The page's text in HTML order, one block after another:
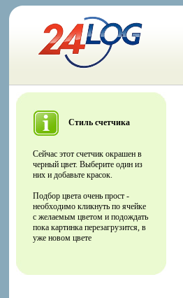
Стиль счетчика
Сейчас этот счетчик окрашен в
черный цвет. Выберите один из
них и добавьте красок.
Подбор цвета очень прост -
необходимо кликнуть по ячейке
с желаемым цветом и подождать
пока картинка перезагрузится, в
уже новом цвете